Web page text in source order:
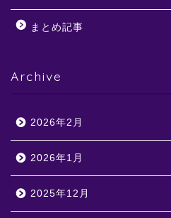
まとめ記事
Archive
2026年2月
2026年1月
2025年12月